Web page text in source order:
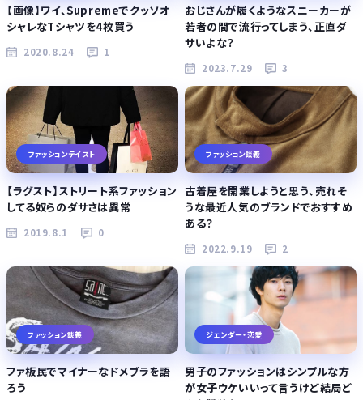
【画像】ワイ、Supremeでクッソオ
シャレなTシャツを4枚買う
2020.8.24 1
おじさんが履くようなスニーカーが
若者の間で流行ってしまう、正直ダ
サいよな？
2023.7.29 3
ファッションテイスト
【ラグスト】ストリート系ファッション
してる奴らのダサさは異常
2019.8.1 0
ファッション談義
古着屋を開業しようと思う、売れそ
うな最近人気のブランドでおすすめ
ある？
2022.9.19 2
ファッション談義
ファ板民でマイナーなドメブラを語
ろう
ジェンダー・恋愛
男子のファッションはシンプルな方
が女子ウケいいって言うけど結局ど